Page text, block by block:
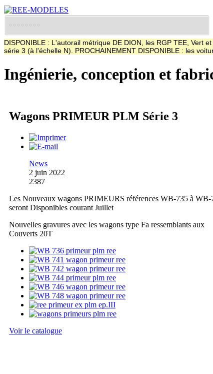
DISPONIBLE : L'autorail métrique DE DION, les RGP TEE, Vert
série 3 (à l'échelle N). PROCHAINEMENT DISPONIBLE : les
Ingénierie, conception et
Wagons PRIMEUR PLM Série 3
News
2 juin 2022
2387
Les Nouveaux wagons PRIMEURS références WB-735 à WB-
seront Disponibles courant Juillet
Nouvelles gravures avec les wagons type Fa ressemblants aux
Couverts 20T
Voir le catalogue